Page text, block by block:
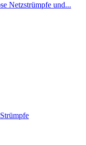
Netzstrümpfe und...